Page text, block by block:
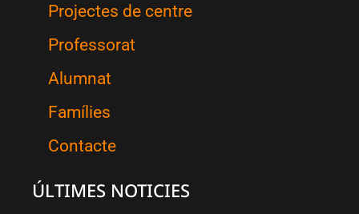
Projectes de centre
Professorat
Alumnat
Famílies
Contacte
ÚLTIMES NOTICIES